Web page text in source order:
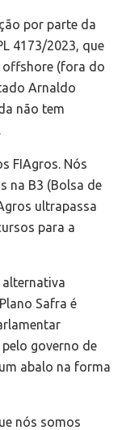
por parte da
4173/2023, que
(fora do
Arnaldo
não tem
FIAgros. Nós
na B3 (Bolsa de
ultrapassa
para a
alternativa
Safra é
governo de
abalo na forma
nós somos